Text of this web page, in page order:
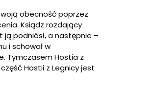
obecność poprzez
Ksiądz rozdający
ją podniósł, a następnie –
i schował w
Tymczasem Hostia z
Hostii z Legnicy jest